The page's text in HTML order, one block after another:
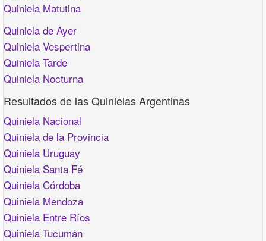
Quiniela Matutina
Quiniela de Ayer
Quiniela Vespertina
Quiniela Tarde
Quiniela Nocturna
Resultados de las Quinielas Argentinas
Quiniela Nacional
Quiniela de la Provincia
Quiniela Uruguay
Quiniela Santa Fé
Quiniela Córdoba
Quiniela Mendoza
Quiniela Entre Ríos
Quiniela Tucumán